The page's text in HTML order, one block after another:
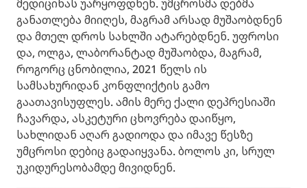
მედიცინას უარყოფდნენ. უმცროსმა დებმა
განათლება მიიღეს, მაგრამ არსად მუშაობდნენ
და მთელ დროს სახლში ატარებდნენ. უფროსი
და, ოლგა, ლაბორანტად მუშაობდა, მაგრამ,
როგორც ცნობილია, 2021 წელს ის
სამსახურიდან კონფლიქტის გამო
გაათავისუფლეს. ამის მერე ქალი დეპრესიაში
ჩავარდა, ასკეტური ცხოვრება დაიწყო,
სახლიდან აღარ გადიოდა და იმავე წესზე
უმცროსი დებიც გადაიყვანა. ბოლოს კი, სრულ
უკიდურესობამდე მივიდნენ.